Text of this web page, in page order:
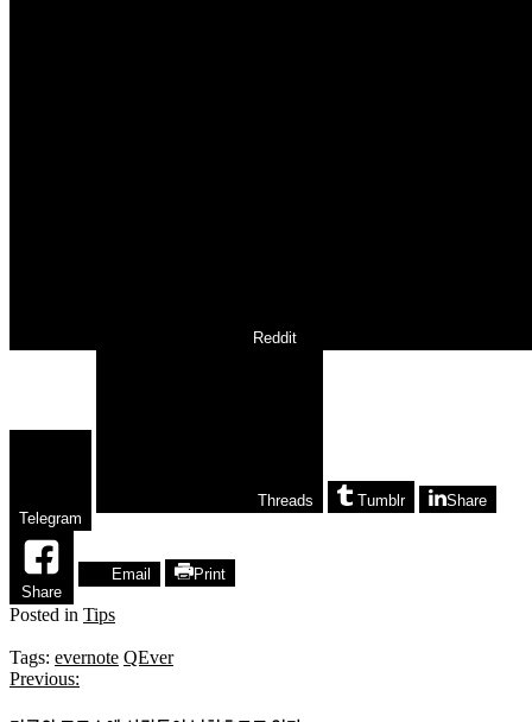
Reddit
Telegram
Threads Tumblr Share
Share
Email Print
Posted in Tips
Tags: evernote QEver
글
Previous: